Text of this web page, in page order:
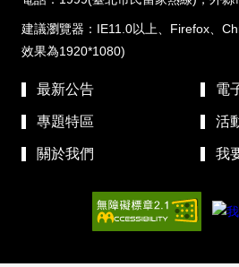
建議瀏覽器：IE11.0以上、Firefox、
效果為1920*1080)
最新公告 電
專題特區 活
關於我們 我